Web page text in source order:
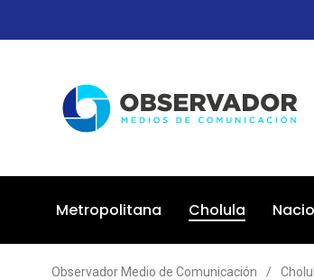
Metropolitana Cholula
Observador Medio de Comunicación /